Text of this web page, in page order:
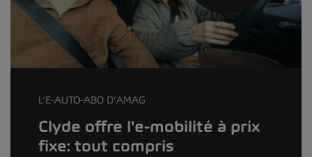
L’E-AUTO-ABO D’AMAG
Clyde offre l'e-mobilité à prix
fixe: tout compris